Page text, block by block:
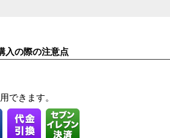
入の際の注意点
できます。